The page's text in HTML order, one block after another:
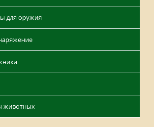
для оружия
животных